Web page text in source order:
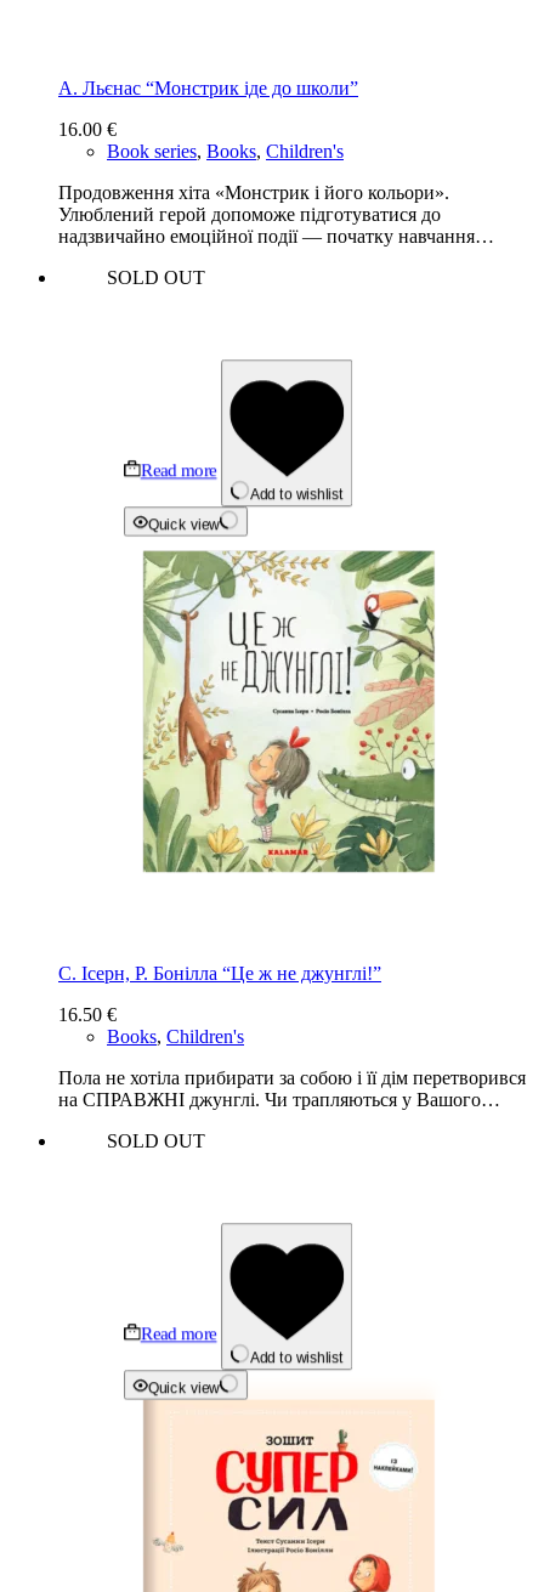
А. Льєнас “Монстрик іде до школи”
16.00 €
Book series, Books, Children's
Продовження хіта «Монстрик і його кольори».
Улюблений герой допоможе підготуватися до
надзвичайно емоційної події — початку навчання…
SOLD OUT
Read more
Add to wishlist
Quick view
С. Ісерн, Р. Бонілла “Це ж не джунглі!”
16.50 €
Books, Children's
Пола не хотіла прибирати за собою і її дім перетворився
на СПРАВЖНІ джунглі. Чи трапляються у Вашого…
SOLD OUT
Read more
Add to wishlist
Quick view